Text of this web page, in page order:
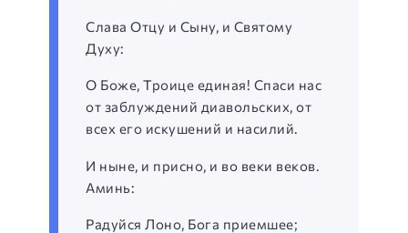
Слава Отцу и Сыну, и Святому
Духу:
О Боже, Троице единая! Спаси нас
от заблуждений диавольских, от
всех его искушений и насилий.
И ныне, и присно, и во веки веков.
Аминь:
Радуйся Лоно, Бога приемшее;